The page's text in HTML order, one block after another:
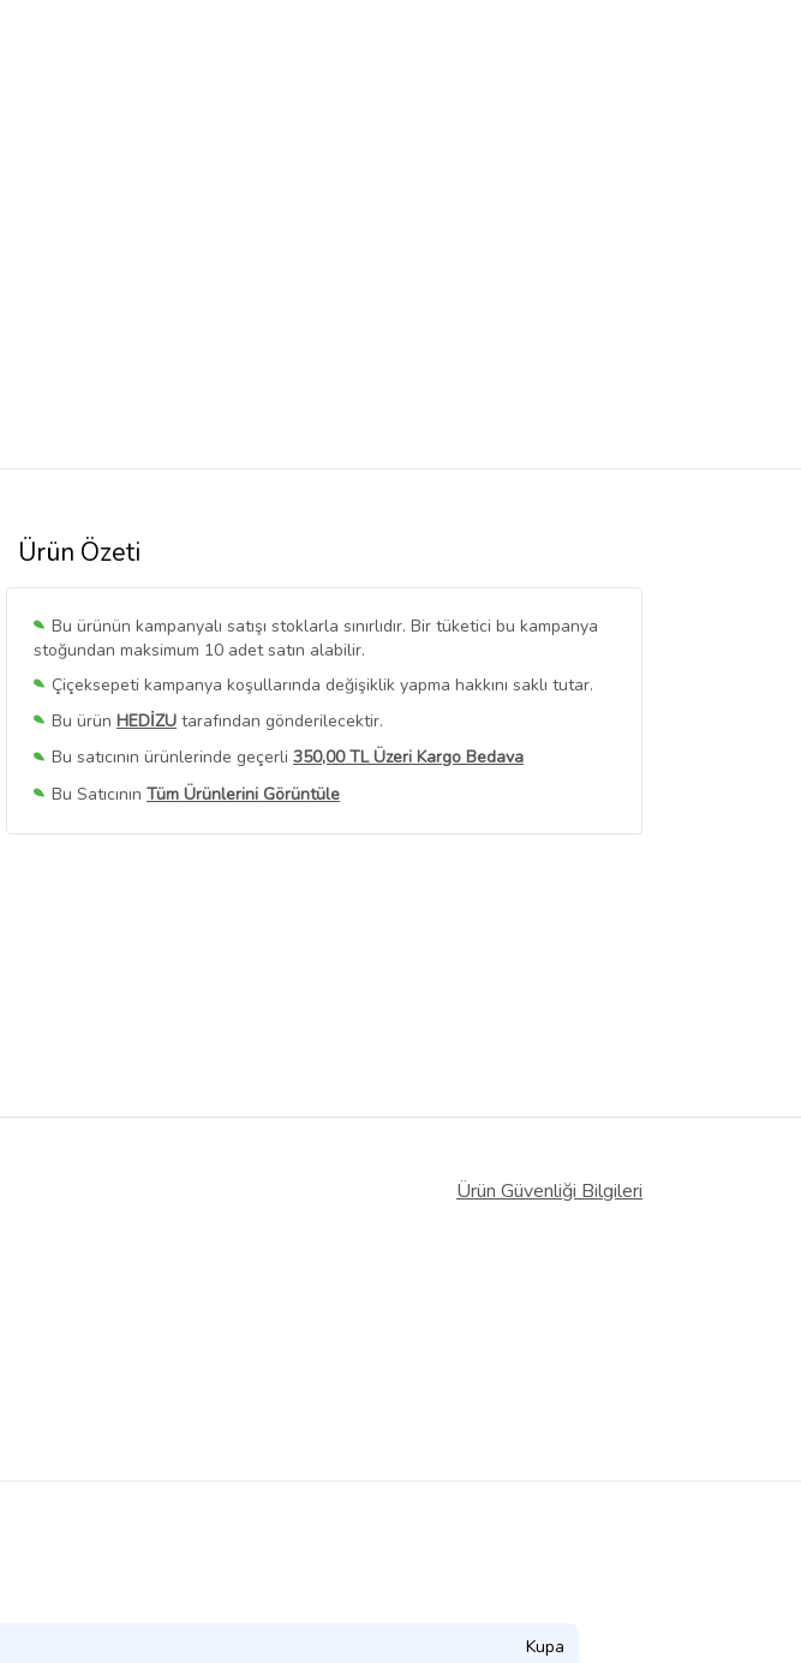
Ürün Özeti
Bu ürünün kampanyalı satışı stoklarla sınırlıdır. Bir tüketici bu kampanya
stoğundan maksimum 10 adet satın alabilir.
Çiçeksepeti kampanya koşullarında değişiklik yapma hakkını saklı tutar.
Bu ürün HEDİZU tarafından gönderilecektir.
Bu satıcının ürünlerinde geçerli 350,00 TL Üzeri Kargo Bedava
Bu Satıcının Tüm Ürünlerini Görüntüle
Ürün sayfasında gördüğünüz fiyat bilgileri, satıcı tarafından
Ürün Güvenliği Bilgileri
Kupa